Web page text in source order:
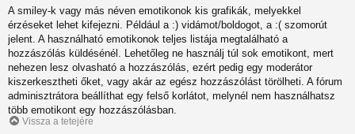
A smiley-k vagy más néven emotikonok kis grafikák, melyekkel
érzéseket lehet kifejezni. Például a :) vidámot/boldogot, a :( szomorút
jelent. A használható emotikonok teljes listája megtalálható a
hozzászólás küldésénél. Lehetőleg ne használj túl sok emotikont, mert
nehezen lesz olvasható a hozzászólás, ezért pedig egy moderátor
kiszerkesztheti őket, vagy akár az egész hozzászólást törölheti. A fórum
adminisztrátora beállíthat egy felső korlátot, melynél nem használhatsz
több emotikont egy hozzászólásban.
Vissza a tetejére